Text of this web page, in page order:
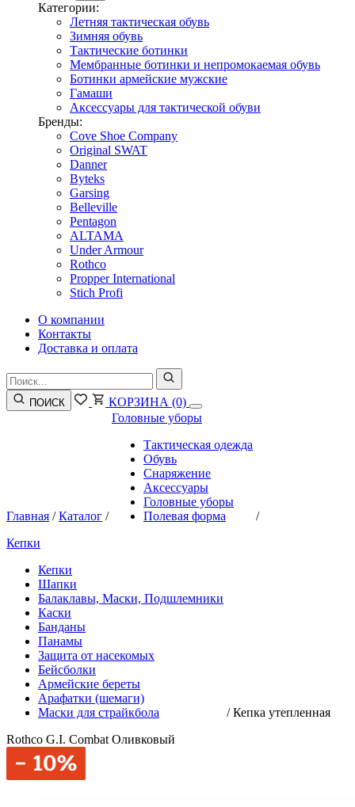
Категории:
Летняя тактическая обувь
Зимняя обувь
Тактические ботинки
Мембранные ботинки и непромокаемая обувь
Ботинки армейские мужские
Гамаши
Аксессуары для тактической обуви
Бренды:
Cove Shoe Company
Original SWAT
Danner
Byteks
Garsing
Belleville
Pentagon
ALTAMA
Under Armour
Rothco
Propper International
Stich Profi
О компании
Контакты
Доставка и оплата
ПОИСК КОРЗИНА (0)
Главная /Каталог /
Головные уборы
Тактическая одежда
Обувь
Снаряжение
Аксессуары
Головные уборы
Полевая форма
/
Кепки
Кепки
Шапки
Балаклавы, Маски, Подшлемники
Каски
Банданы
Панамы
Защита от насекомых
Бейсболки
Армейские береты
Арафатки (шемаги)
Маски для страйкбола
/Кепка утепленная
Rothco G.I. Combat Оливковый